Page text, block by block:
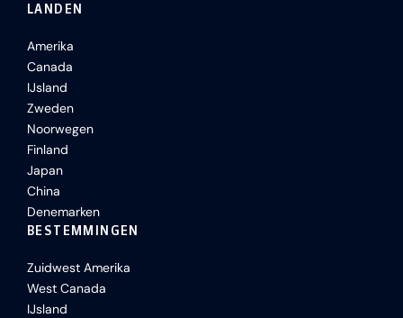
LANDEN
Amerika
Canada
IJsland
Zweden
Noorwegen
Finland
Japan
China
Denemarken
BESTEMMINGEN
Zuidwest Amerika
West Canada
IJsland